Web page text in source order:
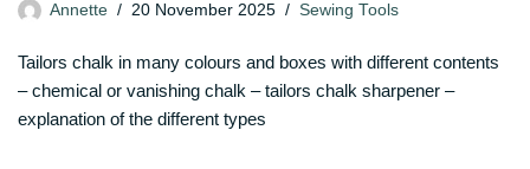
Annette 20 November 2025 Sewing Tools
Tailors chalk in many colours and boxes with different contents
– chemical or vanishing chalk – tailors chalk sharpener –
explanation of the different types